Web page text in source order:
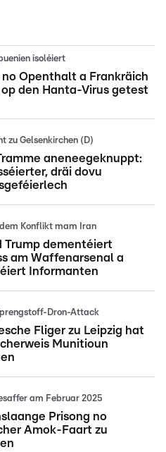
isoléiert
no Openthalt a Frankräich
den Hanta-Virus getest
zu Gelsenkirchen (D)
aneneegeknuppt:
dräi dovu
Konflikt mam Iran
Trump dementéiert
am Waffenarsenal a
Informanten
Dron-Attack
Fliger zu Leipzig hat
Munitioun
am Februar 2025
Prisong no
Amok-Faart zu